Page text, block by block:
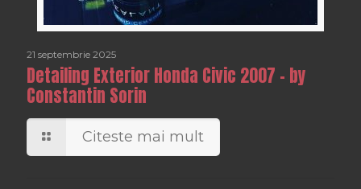
21 septembrie 2025
Detailing Exterior Honda Civic 2007 – by
Constantin Sorin
Citeste mai mult